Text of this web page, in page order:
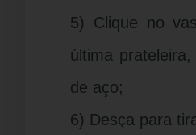
5) Clique no
última
de aço;
6) Desça para